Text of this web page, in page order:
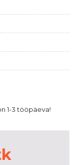
1-3 tööpäeva!